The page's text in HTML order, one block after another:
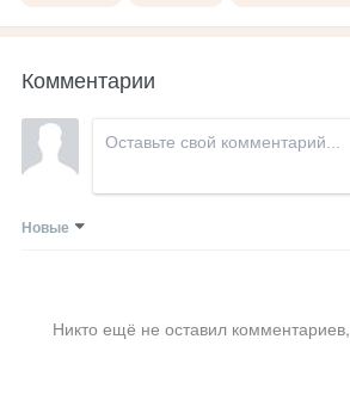
Комментарии
Новые
Никто ещё не оставил